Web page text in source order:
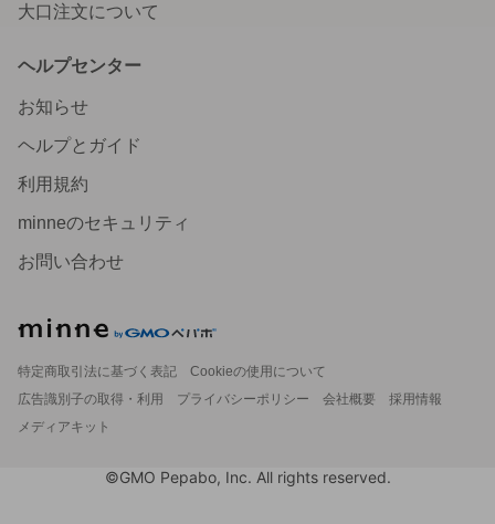
大口注文について
ヘルプセンター
お知らせ
ヘルプとガイド
利用規約
minneのセキュリティ
お問い合わせ
特定商取引法に基づく表記
Cookieの使用について
広告識別子の取得・利用
プライバシーポリシー 会社概要
採用情報
メディアキット
©GMO Pepabo, Inc. All rights reserved.